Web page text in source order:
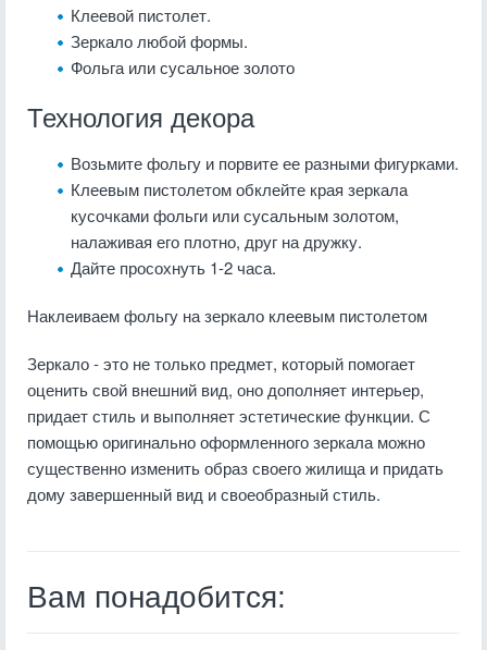
Клеевой пистолет.
Зеркало любой формы.
Фольга или сусальное золото
Технология декора
Возьмите фольгу и порвите ее разными фигурками.
Клеевым пистолетом обклейте края зеркала
кусочками фольги или сусальным золотом,
налаживая его плотно, друг на дружку.
Дайте просохнуть 1-2 часа.
Наклеиваем фольгу на зеркало клеевым пистолетом
Зеркало - это не только предмет, который помогает
оценить свой внешний вид, оно дополняет интерьер,
придает стиль и выполняет эстетические функции. С
помощью оригинально оформленного зеркала можно
существенно изменить образ своего жилища и придать
дому завершенный вид и своеобразный стиль.
Вам понадобится: